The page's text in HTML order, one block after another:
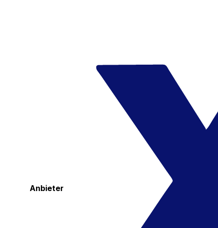
Anbieter